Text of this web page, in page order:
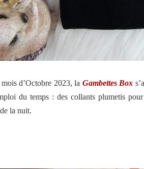
d’Octobre 2023, la Gambettes Box
du temps : des collants plumetis
la nuit.